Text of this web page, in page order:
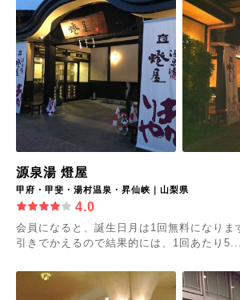
源泉湯 燈屋
甲府・甲斐・湯村温泉・昇仙峡｜山梨県
4.0
会員になると、誕生日月は1回無料になりま
引きでかえるので結果的には、1回あたり5...